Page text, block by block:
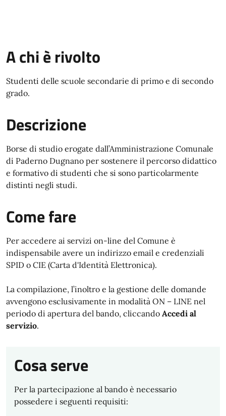
A chi è rivolto
Studenti delle scuole secondarie di primo e di secondo
grado.
Descrizione
Borse di studio erogate dall’Amministrazione Comunale
di Paderno Dugnano per sostenere il percorso didattico
e formativo di studenti che si sono particolarmente
distinti negli studi.
Come fare
Per accedere ai servizi on-line del Comune è
indispensabile avere un indirizzo email e credenziali
SPID o CIE (Carta d'Identità Elettronica).
La compilazione, l’inoltro e la gestione delle domande
avvengono esclusivamente in modalità ON – LINE nel
periodo di apertura del bando, cliccando Accedi al
servizio.
Cosa serve
Per la partecipazione al bando è necessario
possedere i seguenti requisiti: